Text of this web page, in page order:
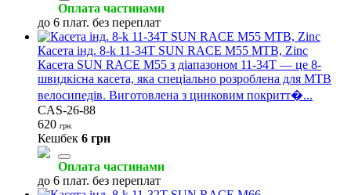
Оплата частинами
до 6 плат. без переплат
Касета інд. 8-k 11-34T SUN RACE M55 MTB, Zinc
Касета SUN RACE M55 з діапазоном 11-34T — це 8-
швидкісна касета, яка спеціально розроблена для MTB
велосипедів. Виготовлена з цинковим покритт�...
CAS-26-88
620 грн.
Кешбек 6 грн
Оплата частинами
до 6 плат. без переплат